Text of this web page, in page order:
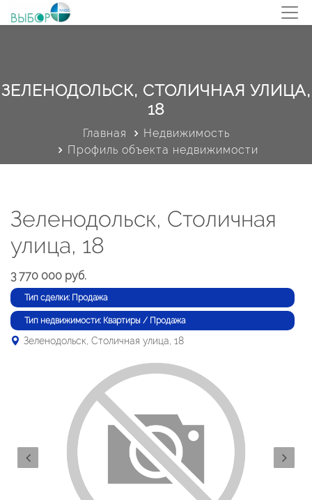
ЗЕЛЕНОДОЛЬСК, СТОЛИЧНАЯ УЛИЦА,
18
Главная
Недвижимость
Профиль объекта недвижимости
Зеленодольск, Столичная
улица, 18
3 770 000 руб.
Тип сделки: Продажа
Тип недвижимости: Квартиры / Продажа
Зеленодольск, Столичная улица, 18